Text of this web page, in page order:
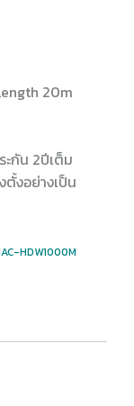
20m
ะกัน 2ปีเต็ม
ตั้งอย่างเป็น
HDW1000M